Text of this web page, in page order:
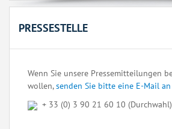
PRESSESTELLE
Wenn Sie unsere Pressemitteilungen
wollen,senden Sie bitte eine E-Mail
+ 33 (0) 3 90 21 60 10 (Durchwahl)